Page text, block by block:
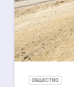
ОБЩЕСТВО